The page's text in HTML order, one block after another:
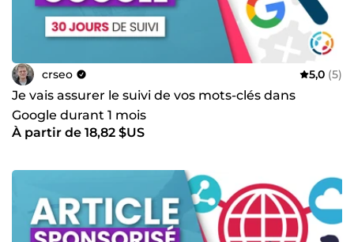
crseo 5,0 (5)
Je vais assurer le suivi de vos mots-clés dans
Google durant 1 mois
À partir de 18,82 $US